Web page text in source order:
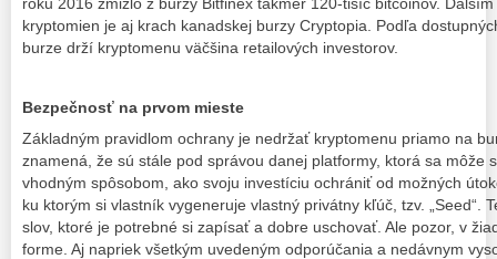
kryptomien je aj krach kanadskej burzy Cryptopia. Podľa
burze drží kryptomenu väčšina retailových investorov.
Bezpečnosť na prvom mieste
Základným pravidlom ochrany je nedržať kryptomenu priamo na
znamená, že sú stále pod správou danej platformy, ktorá sa môže
vhodným spôsobom, ako svoju investíciu ochrániť od možných
ku ktorým si vlastník vygeneruje vlastný privátny kľúč, tzv. „Seed“.
slov, ktoré je potrebné si zapísať a dobre uschovať. Ale pozor, v
forme. Aj napriek všetkým uvedeným odporúčania a nedávnym